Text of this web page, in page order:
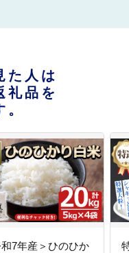
た人は
礼品を
和7年産＞ひのひか